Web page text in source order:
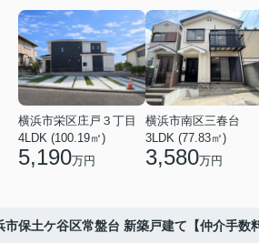
横浜市栄区庄戸３丁目
4LDK (100.19㎡)
5,190万円
横浜市南区三春台
3LDK (77.83㎡)
3,580万円
市保土ケ谷区常盤台 新築戸建て【仲介手数